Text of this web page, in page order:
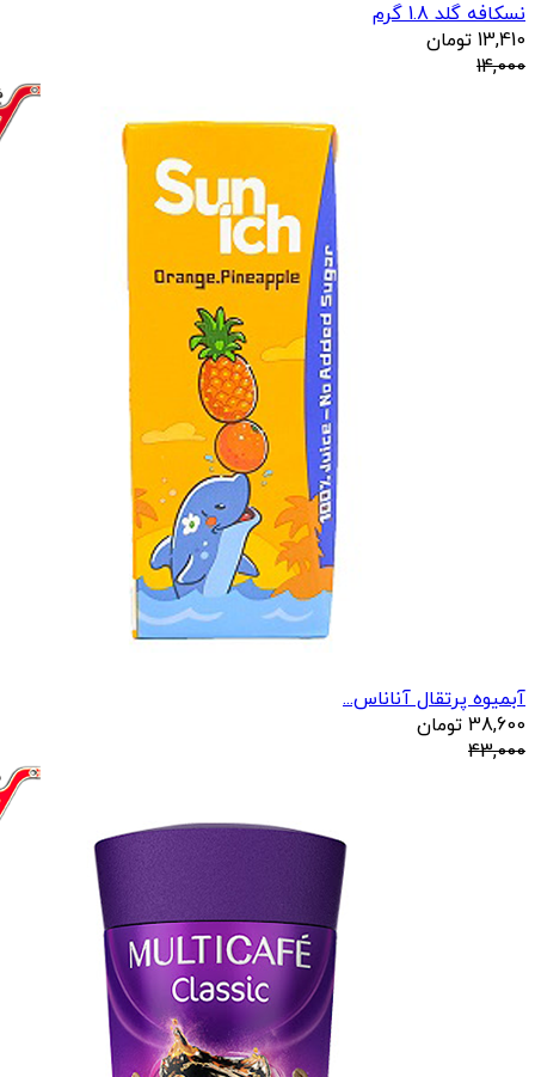
نسکافه گلد 1.8 گرم
13,410 تومان
14,000
آبمیوه پرتقال آناناس...
38,600 تومان
43,000